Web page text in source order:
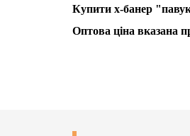
Купити х-банер
Оптова ціна вказана